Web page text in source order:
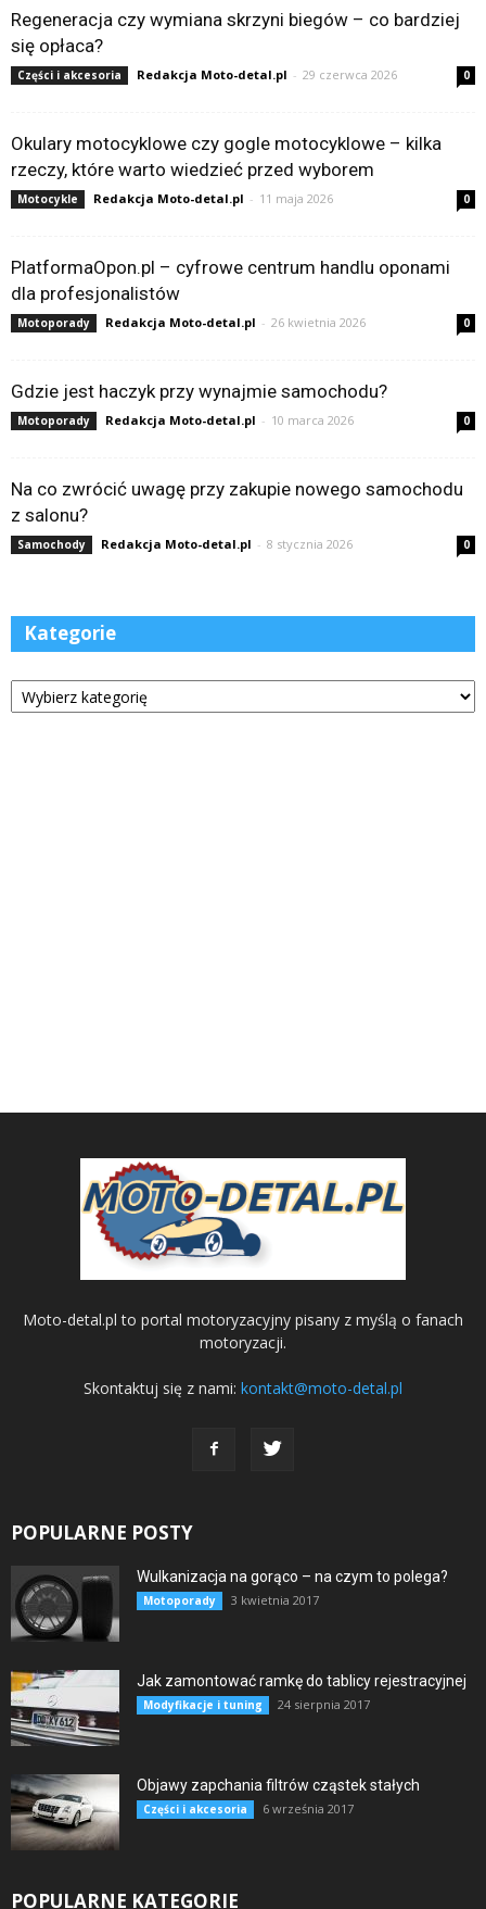
Regeneracja czy wymiana skrzyni biegów – co bardziej
się opłaca?
Części i akcesoria Redakcja Moto-detal.pl - 29 czerwca 2026 0
Okulary motocyklowe czy gogle motocyklowe – kilka
rzeczy, które warto wiedzieć przed wyborem
Motocykle Redakcja Moto-detal.pl - 11 maja 2026 0
PlatformaOpon.pl – cyfrowe centrum handlu oponami
dla profesjonalistów
Motoporady Redakcja Moto-detal.pl - 26 kwietnia 2026 0
Gdzie jest haczyk przy wynajmie samochodu?
Motoporady Redakcja Moto-detal.pl - 10 marca 2026 0
Na co zwrócić uwagę przy zakupie nowego samochodu
z salonu?
Samochody Redakcja Moto-detal.pl - 8 stycznia 2026 0
Kategorie
Kategorie
Moto-detal.pl to portal motoryzacyjny pisany z myślą o fanach
motoryzacji.
Skontaktuj się z nami: kontakt@moto-detal.pl
POPULARNE POSTY
Wulkanizacja na gorąco – na czym to polega?
Motoporady 3 kwietnia 2017
Jak zamontować ramkę do tablicy rejestracyjnej
Modyfikacje i tuning 24 sierpnia 2017
Objawy zapchania filtrów cząstek stałych
Części i akcesoria 6 września 2017
POPULARNE KATEGORIE